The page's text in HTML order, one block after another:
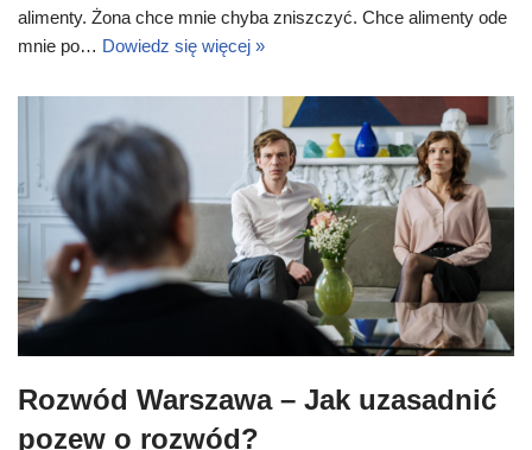
alimenty. Żona chce mnie chyba zniszczyć. Chce alimenty ode
mnie po… Dowiedz się więcej »
Rozwód Warszawa – Jak uzasadnić
pozew o rozwód?